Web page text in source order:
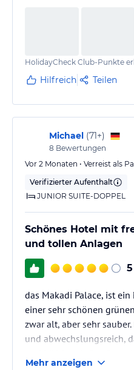
HolidayCheck Club-Punkte
Hilfreich Teilen
Michael (71+)
8 Bewertungen
Vor 2 Monaten • Verreist als
Verifizierter Aufenthalt
JUNIOR SUITE-DOPPEL
Schönes Hotel mit
und tollen Anlagen
5
das Makadi Palace, ist
einer sehr schönen
zwar alt, aber sehr
und abwechslungsreich,
bekommt immer einen
Mehr anzeigen